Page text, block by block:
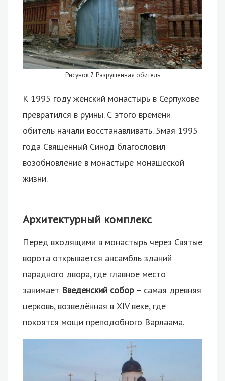
Рисунок 7. Разрушенная обитель
К 1995 году женский монастырь в Серпухове
превратился в руины. С этого времени
обитель начали восстанавливать. 5мая 1995
года Священный Синод благословил
возобновление в монастыре монашеской
жизни.
Архитектурный комплекс
Перед входящими в монастырь через Святые
ворота открывается ансамбль зданий
парадного двора, где главное место
занимает Введенский собор– самая древняя
церковь, возведённая в XIV веке, где
покоятся мощи преподобного Варлаама.